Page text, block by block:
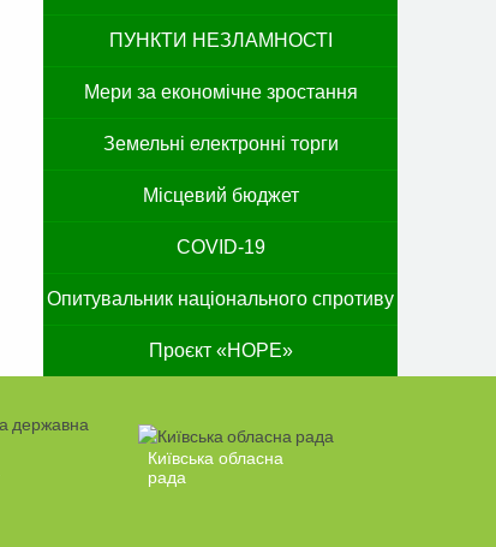
ПУНКТИ НЕЗЛАМНОСТІ
Мери за економічне зростання
Земельні електронні торги
Місцевий бюджет
COVID-19
Опитувальник національного спротиву
Проєкт «HOPE»
Київська обласна
рада